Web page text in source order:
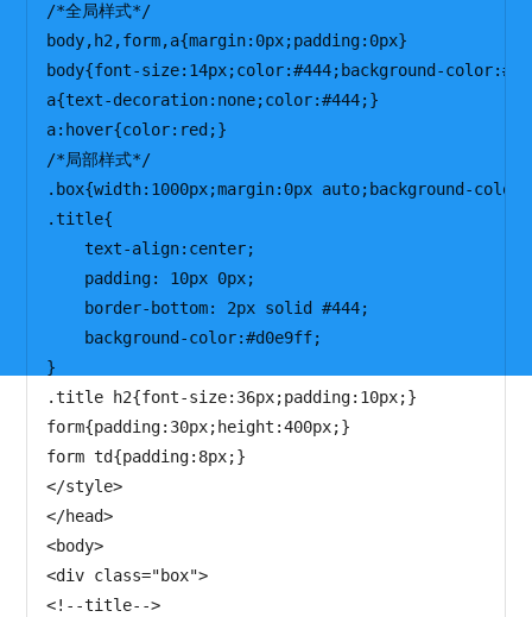
/*全局样式*/
body,h2,form,a{margin:0px;padding:0px}
body{font-size:14px;color:#444;background-
a{text-decoration:none;color:#444;}
a:hover{color:red;}
/*局部样式*/
.box{width:1000px;margin:0px auto;background-
.title{
    text-align:center;
    padding: 10px 0px;
    border-bottom: 2px solid #444;
    background-color:#d0e9ff;
}
.title h2{font-size:36px;padding:10px;}
form{padding:30px;height:400px;}
form td{padding:8px;}
</style>
</head>
<body>
<div class="box">
<!--title-->